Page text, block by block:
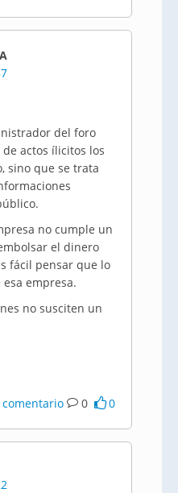
del foro
actos ílicitos los
sino que se trata
no cumple un
el dinero
fácil pensar que lo
empresa.
no susciten un
0 0